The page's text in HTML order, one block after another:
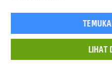
LIHAT